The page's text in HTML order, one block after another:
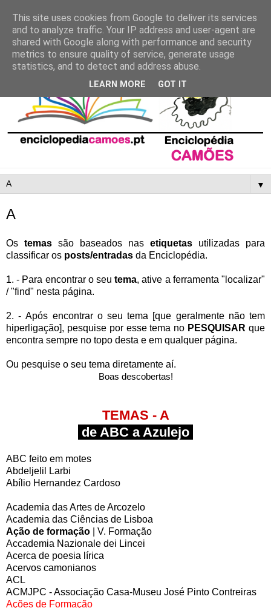
▼
A
Os temas são baseados nas etiquetas utilizadas para
classificar os posts/entradas da Enciclopédia.
1. - Para encontrar o seutema, ative a ferramenta "localizar"
/ "find" nesta página.
2. -Após encontrar o seu tema [que geralmente não tem
hiperligação], pesquise por esse tema no PESQUISARque
encontra sempre no topo desta e em qualquer página.
Ou pesquise o seu tema diretamente aí.
Boas descobertas!
TEMAS - A
de ABC a Azulejo
ABC feito em motes
Abdeljelil Larbi
Abílio Hernandez Cardoso
Academia das Artes de Arcozelo
Academia das Ciências de Lisboa
Ação de formação
| V. Formação
Accademia Nazionale dei Lincei
Acerca de poesia lírica
Acervos camonianos
ACL
ACMJPC - Associação Casa-Museu José Pinto Contreiras
Ações de Formação
This site uses cookies from Google to deliver its services
and to analyze traffic. Your IP address and user-agent are
shared with Google along with performance and security
metrics to ensure quality of service, generate usage
statistics, and to detect and address abuse.
LEARN MORE GOT IT